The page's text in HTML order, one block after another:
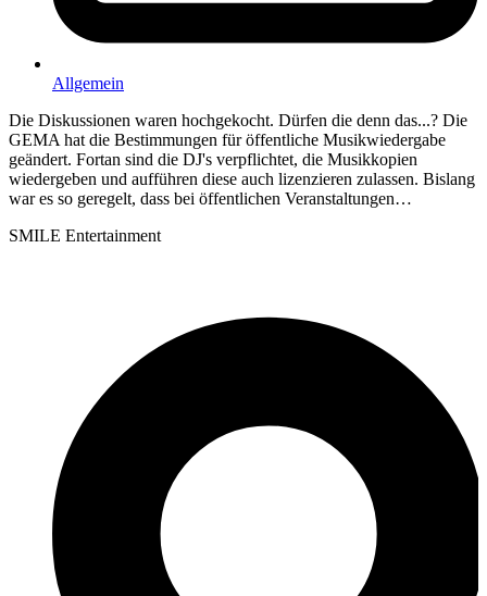
Allgemein
Die Diskussionen waren hochgekocht. Dürfen die denn das...? Die
GEMA hat die Bestimmungen für öffentliche Musikwiedergabe
geändert. Fortan sind die DJ's verpflichtet, die Musikkopien
wiedergeben und aufführen diese auch lizenzieren zulassen. Bislang
war es so geregelt, dass bei öffentlichen Veranstaltungen…
SMILE Entertainment